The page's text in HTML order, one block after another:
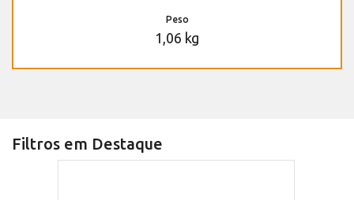
Peso
1,06 kg
Filtros em Destaque